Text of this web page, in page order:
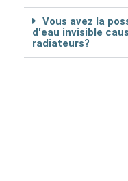
Vous avez la
d'eau invisible
radiateurs?